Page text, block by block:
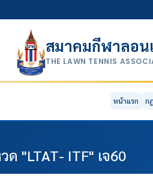
สมาคมกีฬาลอ
THE LAWN TENNIS
หน้าแรก ก
"LTAT- ITF" เจ60